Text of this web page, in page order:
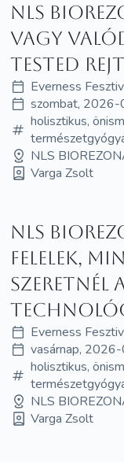
NLS
vagy
tested
Everness
szombat,
holisztikus,
NLS
Varga Zsolt
NLS
felelek,
szeretnél
Everness
vasárnap,
holisztikus,
NLS
Varga Zsolt